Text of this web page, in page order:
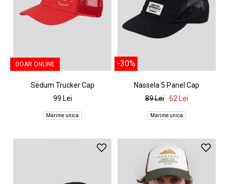
DOAR ONLINE
Sedum Trucker Cap
99 Lei
Marime unica
-30%
Nassela 5 Panel Cap
89 Lei
62 Lei
Marime unica